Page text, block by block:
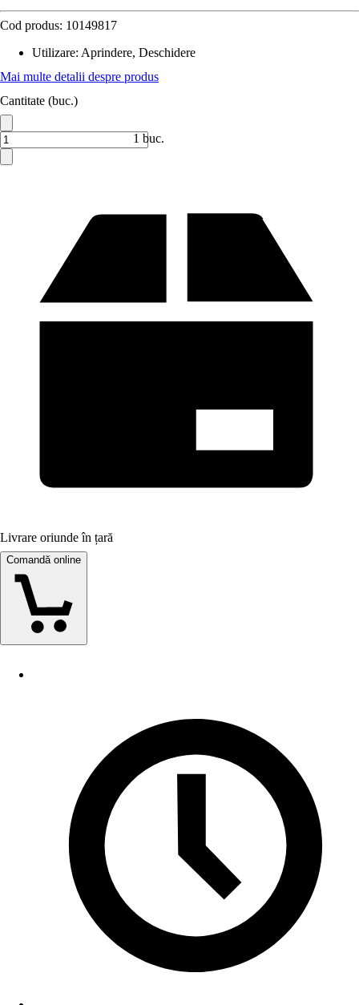
Cod produs: 10149817
Utilizare: Aprindere, Deschidere
Mai multe detalii despre produs
Cantitate (buc.)
1 buc.
Livrare oriunde în țară
Comandă online